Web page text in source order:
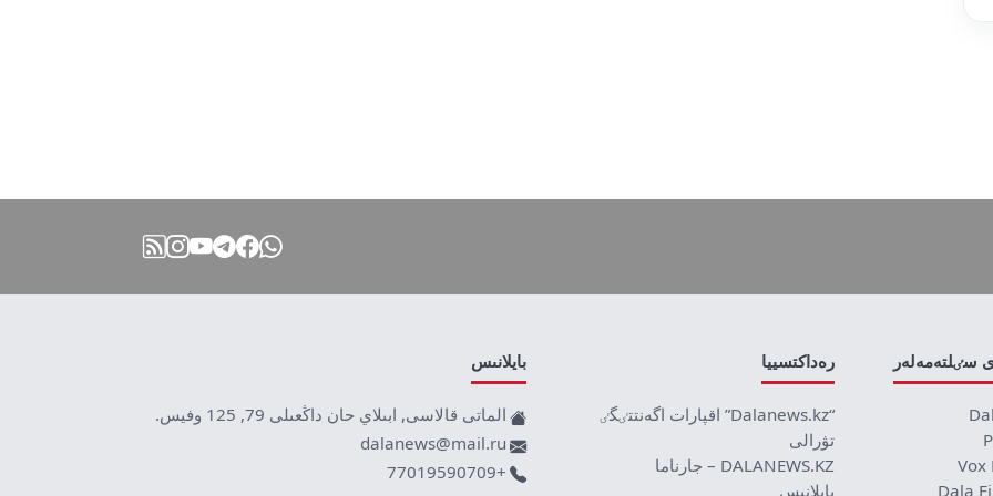
سٸلتەمەلەر
Vox
Dala
رەداكتسييا
“Dalanews.kz” اقپارات اگەنتتٸگٸ
تۋرالى
DALANEWS.KZ – جارناما
بايلانىس
بايلانىس
الماتى قالاسى, ابىلاي حان داڭعىلى 79, 125 وفيس.
dalanews@mail.ru
+77019590709